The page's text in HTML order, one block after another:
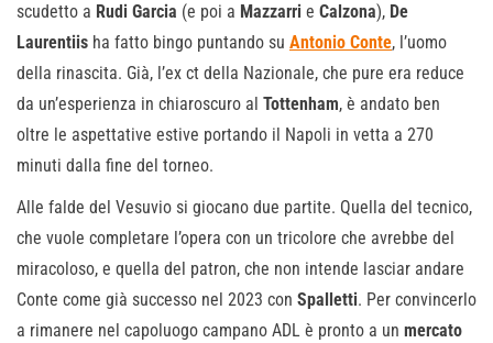
scudetto a Rudi Garcia (e poi a Mazzarri e Calzona), De
Laurentiis ha fatto bingo puntando su Antonio Conte, l’uomo
della rinascita. Già, l’ex ct della Nazionale, che pure era reduce
da un’esperienza in chiaroscuro al Tottenham, è andato ben
oltre le aspettative estive portando il Napoli in vetta a 270
minuti dalla fine del torneo.
Alle falde del Vesuvio si giocano due partite. Quella del tecnico,
che vuole completare l’opera con un tricolore che avrebbe del
miracoloso, e quella del patron, che non intende lasciar andare
Conte come già successo nel 2023 con Spalletti. Per convincerlo
a rimanere nel capoluogo campano ADL è pronto a un mercato